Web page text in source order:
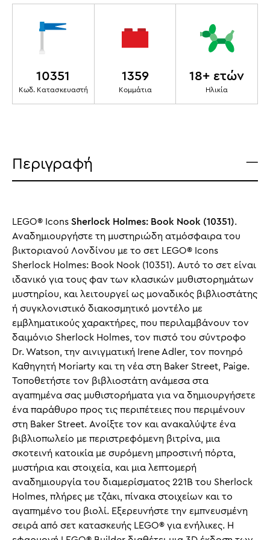
10351
Κωδ. Κατασκευαστή
1359
Κομμάτια
18+ ετών
Ηλικία
Περιγραφή
LEGO® Icons Sherlock Holmes: Book Nook (10351).
Αναδημιουργήστε τη μυστηριώδη ατμόσφαιρα του
βικτοριανού Λονδίνου με το σετ LEGO® Icons
Sherlock Holmes: Book Nook (10351). Αυτό το σετ είναι
ιδανικό για τους φαν των κλασικών μυθιστορημάτων
μυστηρίου, και λειτουργεί ως μοναδικός βιβλιοστάτης
ή συγκλονιστικό διακοσμητικό μοντέλο με
εμβληματικούς χαρακτήρες, που περιλαμβάνουν τον
δαιμόνιο Sherlock Holmes, τον πιστό του σύντροφο
Dr. Watson, την αινιγματική Irene Adler, τον πονηρό
Καθηγητή Moriarty και τη νέα στη Baker Street, Paige.
Τοποθετήστε τον βιβλιοστάτη ανάμεσα στα
αγαπημένα σας μυθιστορήματα για να δημιουργήσετε
ένα παράθυρο προς τις περιπέτειες που περιμένουν
στη Baker Street. Ανοίξτε τον και ανακαλύψτε ένα
βιβλιοπωλείο με περιστρεφόμενη βιτρίνα, μια
σκοτεινή κατοικία με συρόμενη μπροστινή πόρτα,
μυστήρια και στοιχεία, και μια λεπτομερή
αναδημιουργία του διαμερίσματος 221B του Sherlock
Holmes, πλήρες με τζάκι, πίνακα στοιχείων και το
αγαπημένο του βιολί. Εξερευνήστε την εμπνευσμένη
σειρά από σετ κατασκευής LEGO® για ενήλικες. Η